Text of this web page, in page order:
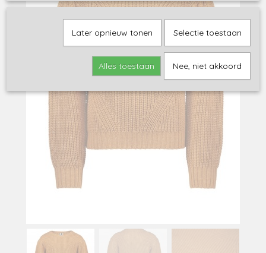
Later opnieuw tonen Selectie toestaan
Alles toestaan Nee, niet akkoord